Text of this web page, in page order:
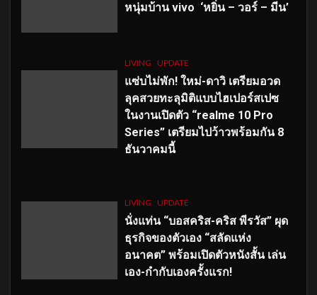
หนุ่มบ้าน vivo ‘หยิ่น – วอร์ – มีน’
LIVING UPDATE
แซ่บไม่พัก! ใหม่-ดาวิ เตรียมอวด
ลุคสวยทะลุมิติแบบไฮเปอร์สเปซ
ในงานเปิดตัว “realme 10 Pro
Series” เตรียมไปว้าวพร้อมกัน 8
ธันวาคมนี้
LIVING UPDATE
นั่งแท่น “บอสคริส-คริส พีรวัส” ผุด
ธุรกิจของตัวเอง “สลัดแห่ง
อนาคต” พร้อมเปิดตัวหนังสั้น เล่น
เอง-กำกับเองครั้งแรก!